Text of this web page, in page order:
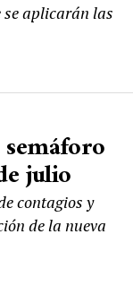
se aplicarán las
julio
contagios y
de la nueva